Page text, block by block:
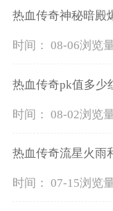
热血传奇神秘暗殿
时间： 08-06浏览
热血传奇pk值多少
时间： 08-02浏览
热血传奇流星火雨
时间： 07-15浏览